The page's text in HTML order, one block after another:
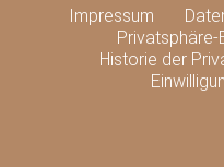
Impressum
Privatsphäre-
Historie der